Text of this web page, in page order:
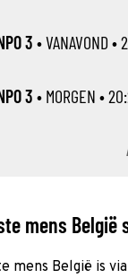
3 •VANAVOND •
3 • MORGEN •
mens
mens België is